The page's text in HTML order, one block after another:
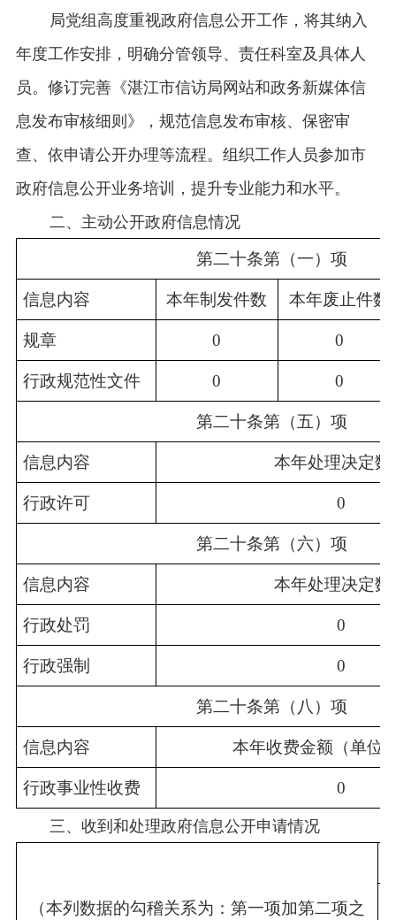
局党组高度重视政府信息公开工作，将其纳入
年度工作安排，明确分管领导、责任科室及具体人
员。修订完善《湛江市信访局网站和政务新媒体信
息发布审核细则》，规范信息发布审核、保密审
查、依申请公开办理等流程。组织工作人员参加市
政府信息公开业务培训，提升专业能力和水平。
二、主动公开政府信息情况
第二十条第（一）项
信息内容 本年制发件数 本年废止件数
规章 0 0
行政规范性文件 0 0
第二十条第（五）项
信息内容 本年处理决定数
行政许可 0
第二十条第（六）项
信息内容 本年处理决定数
行政处罚 0
行政强制 0
第二十条第（八）项
信息内容 本年收费金额（单位
行政事业性收费 0
三、收到和处理政府信息公开申请情况
（本列数据的勾稽关系为：第一项加第二项之